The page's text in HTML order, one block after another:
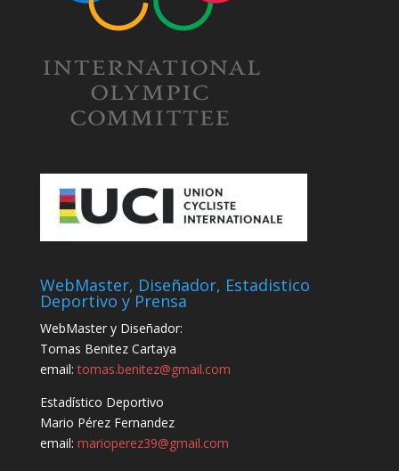
WebMaster, Diseñador, Estadistico
Deportivo y Prensa
WebMaster y Diseñador:
Tomas Benitez Cartaya
email:tomas.benitez@gmail.com
Estadístico Deportivo
Mario Pérez Fernandez
email: marioperez39@gmail.com